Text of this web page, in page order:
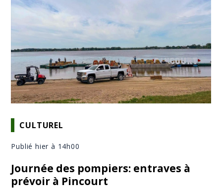
CULTUREL
Publié hier à 14h00
Journée des pompiers: entraves à
prévoir à Pincourt